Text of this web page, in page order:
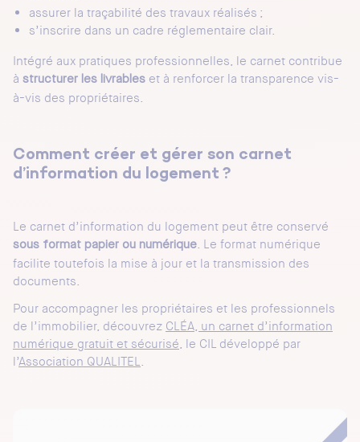
assurer la traçabilité des travaux réalisés ;
s’inscrire dans un cadre réglementaire clair.
Intégré aux pratiques professionnelles, le carnet contribue
à structurer les livrables et à renforcer la transparence vis-
à-vis des propriétaires.
Comment créer et gérer son carnet
d’information du logement ?
Le carnet d’information du logement peut être conservé
sous format papier ou numérique. Le format numérique
facilite toutefois la mise à jour et la transmission des
documents.
Pour accompagner les propriétaires et les professionnels
de l’immobilier, découvrez CLÉA, un carnet d’information
numérique gratuit et sécurisé, le CIL développé par
l’Association QUALITEL.